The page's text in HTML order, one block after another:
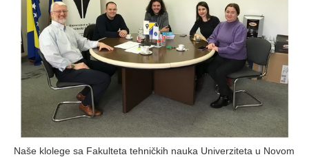
Naše klolege sa Fakulteta tehničkih nauka Univerziteta u Novom